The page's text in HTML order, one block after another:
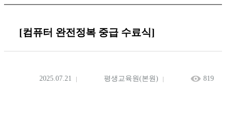
[컴퓨터 완전정복 중급 수료식]
2025.07.21 평생교육원(본원) 819